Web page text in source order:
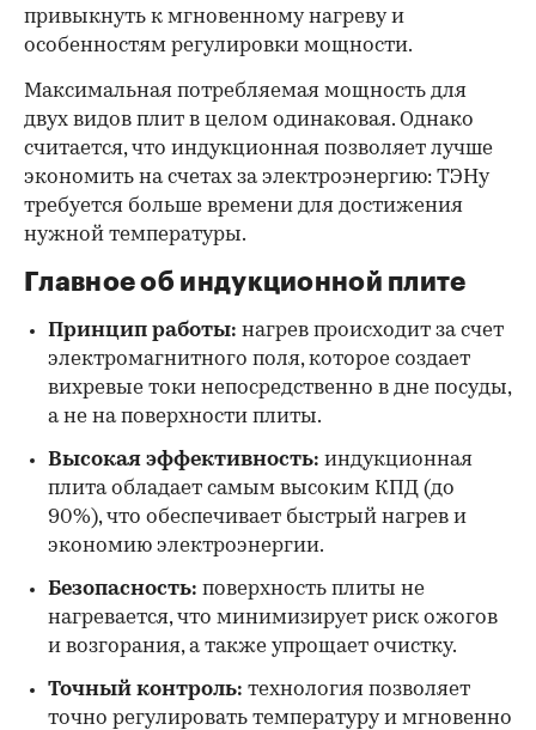
привыкнуть к мгновенному нагреву и
особенностям регулировки мощности.
Максимальная потребляемая мощность для
двух видов плит в целом одинаковая. Однако
считается, что индукционная позволяет лучше
экономить на счетах за электроэнергию: ТЭНу
требуется больше времени для достижения
нужной температуры.
Главное об индукционной плите
Принцип работы: нагрев происходит за счет
электромагнитного поля, которое создает
вихревые токи непосредственно в дне посуды,
а не на поверхности плиты.
Высокая эффективность: индукционная
плита обладает самым высоким КПД (до
90%), что обеспечивает быстрый нагрев и
экономию электроэнергии.
Безопасность: поверхность плиты не
нагревается, что минимизирует риск ожогов
и возгорания, а также упрощает очистку.
Точный контроль: технология позволяет
точно регулировать температуру и мгновенно